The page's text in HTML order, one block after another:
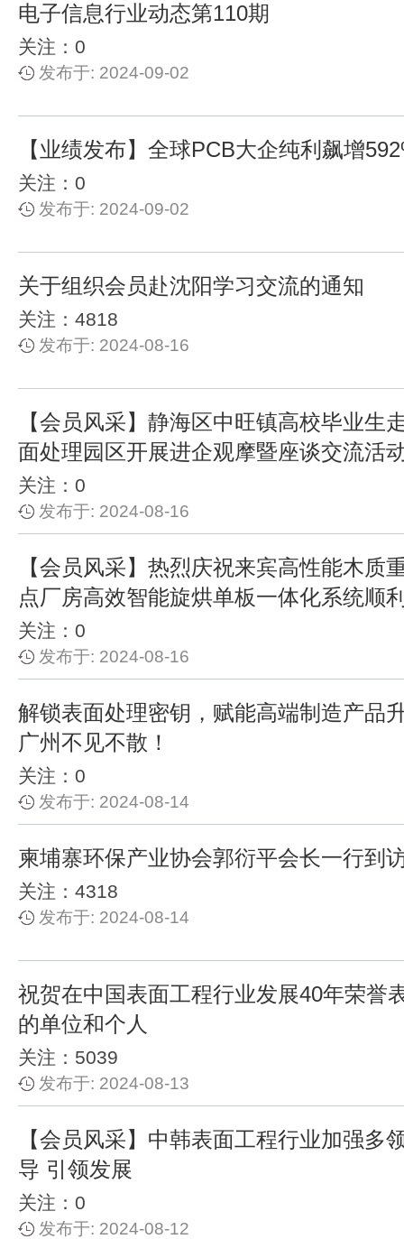
电子信息行业动态第110期
关注：0
发布于: 2024-09-02
【业绩发布】全球PCB大企纯利飙增
关注：0
发布于: 2024-09-02
关于组织会员赴沈阳学习交流的通知
关注：4818
发布于: 2024-08-16
【会员风采】静海区中旺镇高校毕业生
面处理园区开展进企观摩暨座谈交流活
关注：0
发布于: 2024-08-16
【会员风采】热烈庆祝来宾高性能木质
点厂房高效智能旋烘单板一体化系统顺
关注：0
发布于: 2024-08-16
解锁表面处理密钥，赋能高端制造产品
广州不见不散！
关注：0
发布于: 2024-08-14
柬埔寨环保产业协会郭衍平会长一行到
关注：4318
发布于: 2024-08-14
祝贺在中国表面工程行业发展40年荣誉
的单位和个人
关注：5039
发布于: 2024-08-13
【会员风采】中韩表面工程行业加强多
导 引领发展
关注：0
发布于: 2024-08-12